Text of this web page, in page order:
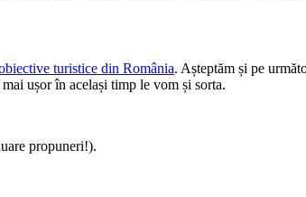
turistice din România. Așteptăm și pe
ușor în același timp le vom și sorta.
propuneri!).